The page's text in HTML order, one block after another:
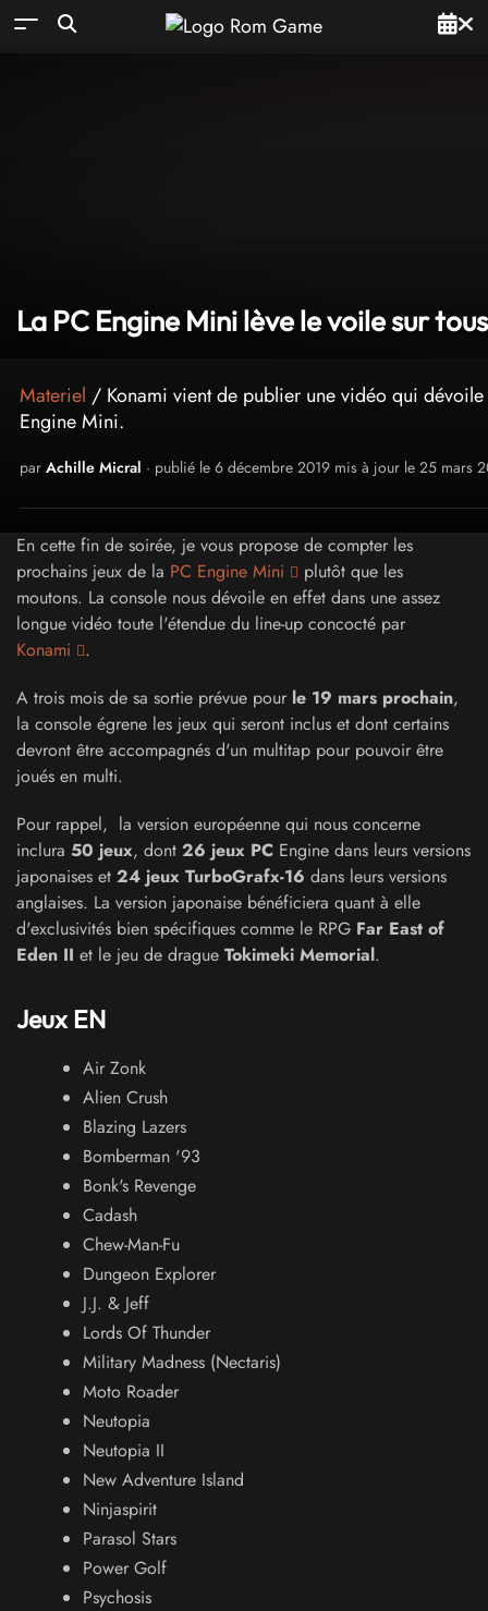
La PC Engine Mini lève le voile sur
Materiel / Konami vient de publier une vidéo qui
Engine Mini.
par Achille Micral · publié le 6 décembre 2019 mis à jour le 25 mars
En cette fin de soirée, je vous propose de compter les
prochains jeux de la PC Engine Mini
plutôt que les
moutons. La console nous dévoile en effet dans une assez
longue vidéo toute l'étendue du line-up concocté par
Konami
.
A trois mois de sa sortie prévue pour le 19 mars prochain,
la console égrene les jeux qui seront inclus et dont certains
devront être accompagnés d'un multitap pour pouvoir être
joués en multi.
Pour rappel, la version européenne qui nous concerne
inclura 50 jeux, dont 26 jeux PC Engine dans leurs versions
japonaises et 24 jeux TurboGrafx-16 dans leurs versions
anglaises. La version japonaise bénéficiera quant à elle
d'exclusivités bien spécifiques comme le RPG Far East of
Eden II et le jeu de drague Tokimeki Memorial.
Jeux EN
Air Zonk
Alien Crush
Blazing Lazers
Bomberman '93
Bonk's Revenge
Cadash
Chew-Man-Fu
Dungeon Explorer
J.J. & Jeff
Lords Of Thunder
Military Madness (Nectaris)
Moto Roader
Neutopia
Neutopia II
New Adventure Island
Ninjaspirit
Parasol Stars
Power Golf
Psychosis